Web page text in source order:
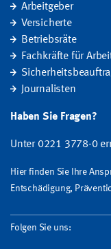
Arbeitgeber
Versicherte
Betriebsräte
Fachkräfte für
Journalisten
Haben Sie Fragen?
Unter 0221 3778-0
Hier finden Sie Ihre
Entschädigung,
Folgen Sie uns: